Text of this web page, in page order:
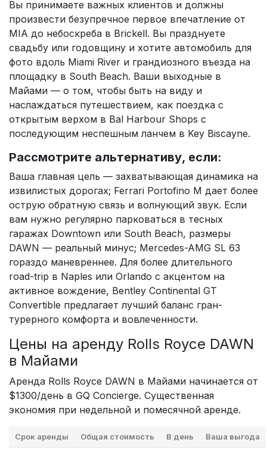
Вы принимаете важных клиентов и должны
произвести безупречное первое впечатление от
MIA до небоскреба в Brickell. Вы празднуете
свадьбу или годовщину и хотите автомобиль для
фото вдоль Miami River и грандиозного въезда на
площадку в South Beach. Ваши выходные в
Майами — о том, чтобы быть на виду и
наслаждаться путешествием, как поездка с
открытым верхом в Bal Harbour Shops с
последующим неспешным ланчем в Key Biscayne.
Рассмотрите альтернативу, если:
Ваша главная цель — захватывающая динамика на
извилистых дорогах; Ferrari Portofino M дает более
острую обратную связь и волнующий звук. Если
вам нужно регулярно парковаться в тесных
гаражах Downtown или South Beach, размеры
DAWN — реальный минус; Mercedes-AMG SL 63
гораздо маневреннее. Для более длительного
road-trip в Naples или Orlando с акцентом на
активное вождение, Bentley Continental GT
Convertible предлагает лучший баланс гран-
турерного комфорта и вовлеченности.
Цены на аренду Rolls Royce DAWN
в Майами
Аренда Rolls Royce DAWN в Майами начинается от
$1300/день в GQ Concierge. Существенная
экономия при недельной и помесячной аренде.
Срок аренды Общая стоимость В день Ваша выгода